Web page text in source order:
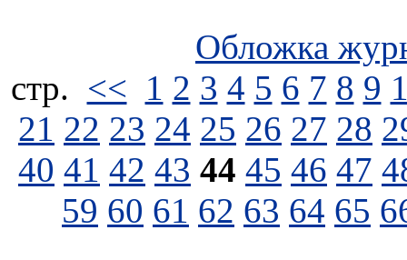
Обложка
стp. << 1 2 3 4 5 6 7 8 9
21 22 23 24 25 26 27 28
40 41 42 43 44 45 46 47
59 60 61 62 63 64 65